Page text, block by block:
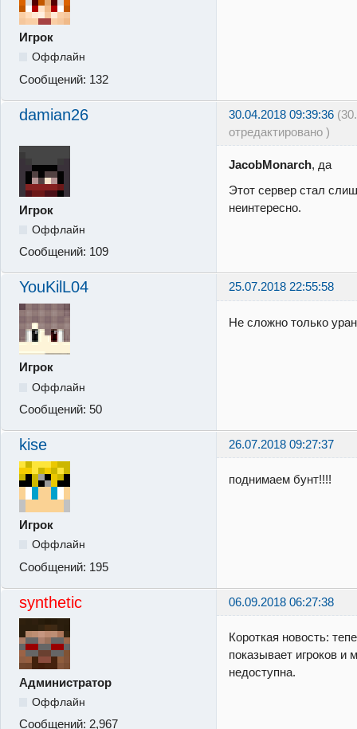
Игрок
Оффлайн
Сообщений: 132
damian26 30.04.2018 09:39:36
отредактировано )
Игрок
Оффлайн
Сообщений: 109
JacobMonarch, да
Этот сервер стал
неинтересно.
YouKilL04 25.07.2018 22:55:58
Игрок
Оффлайн
Сообщений: 50
Не сложно только
kise 26.07.2018 09:27:37
Игрок
Оффлайн
Сообщений: 195
поднимаем бунт!!!!
synthetic 06.09.2018 06:27:38
Администратор
Оффлайн
Сообщений: 2,967
Короткая новость:
показывает игроков
недоступна.